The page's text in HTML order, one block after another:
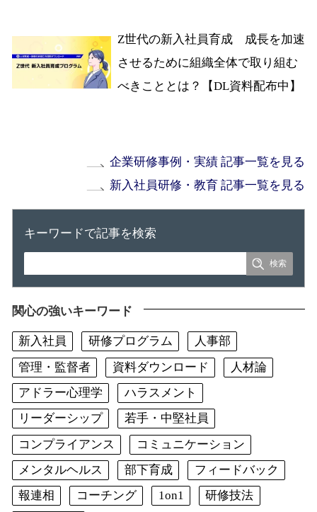
Z世代の新入社員育成 成長を加速
させるために組織全体で取り組む
べきこととは？【DL資料配布中】
企業研修事例・実績 記事一覧を見る
新入社員研修・教育 記事一覧を見る
キーワードで記事を検索
関心の強いキーワード
新入社員 研修プログラム
人事部
管理・監督者
資料ダウンロード
人材論
アドラー心理学
ハラスメント
リーダーシップ
若手・中堅社員
コンプライアンス
コミュニケーション
メンタルヘルス
部下育成
フィードバック
報連相
コーチング 1on1
研修技法